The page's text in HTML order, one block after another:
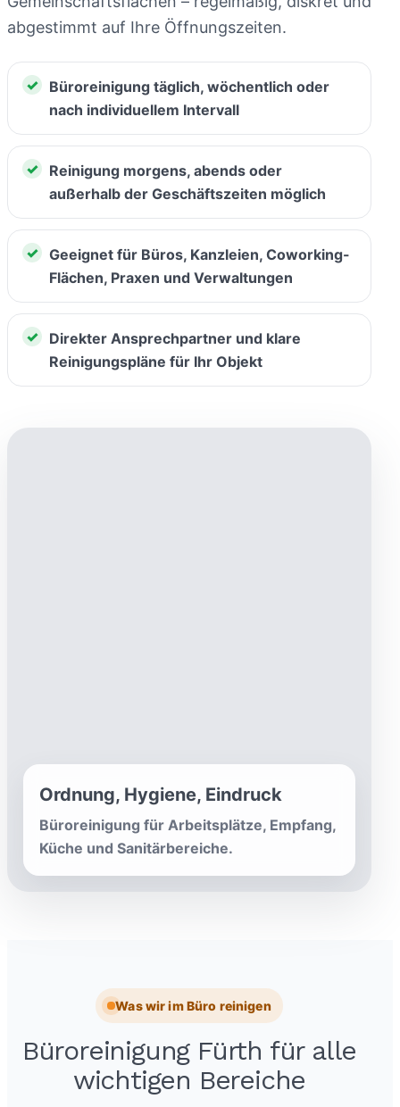
abgestimmt auf Ihre Öffnungszeiten.
Büroreinigung täglich, wöchentlich oder
nach individuellem Intervall
Reinigung morgens, abends oder
außerhalb der Geschäftszeiten möglich
Geeignet für Büros, Kanzleien, Coworking-
Flächen, Praxen und Verwaltungen
Direkter Ansprechpartner und klare
Reinigungspläne für Ihr Objekt
Ordnung, Hygiene, Eindruck
Büroreinigung für Arbeitsplätze, Empfang,
Küche und Sanitärbereiche.
Was wir im Büro reinigen
Büroreinigung Fürth für alle
wichtigen Bereiche